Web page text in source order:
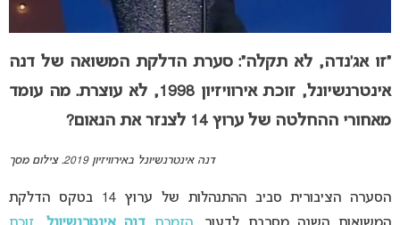
“זו אג’נדה, לא תקלה”: סערת הדלקת המשואה של דנה
אינטרנשיונל, זוכת אירוויזיון 1998, לא עוצרת. מה עומד
מאחורי ההחלטה של ערוץ 14 לצנזר את הנאום?
דנה אינטרנשיונל באירוויזיון 2019. צילום מסך
הסערה הציבורית סביב ההתנהלות של ערוץ 14 בטקס הדלקת